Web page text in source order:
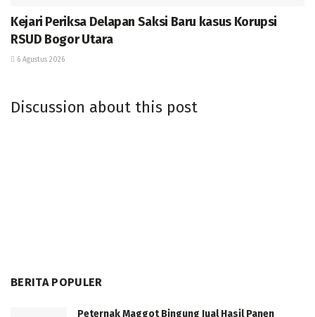
Kejari Periksa Delapan Saksi Baru kasus Korupsi
RSUD Bogor Utara
6 Agustus 2026
Discussion about this post
BERITA POPULER
Peternak Maggot Bingung Jual Hasil Panen